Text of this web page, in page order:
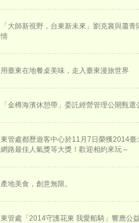
「大師新視野，台東新未來」劉克襄與蕭
情
用臺東在地餐桌美味，走入臺東漫旅世界
「金樽海濱休憩帶」委託經營管理公開甄選
東管處都歷遊客中心於11月7日榮獲2014
網路最佳人氣獎等大獎！歡迎相約來玩～
產地美食，創意無限。
東管處「2014守護花東 我愛船騎」響應公